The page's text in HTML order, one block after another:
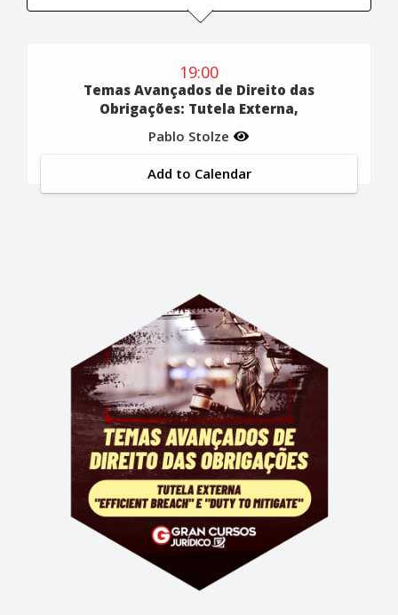
19:00
Temas Avançados de Direito das
Obrigações: Tutela Externa,
Pablo Stolze
Add to Calendar